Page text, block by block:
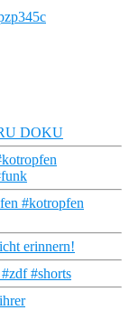
DOKU
#kotropfen
erinnern!
#shorts